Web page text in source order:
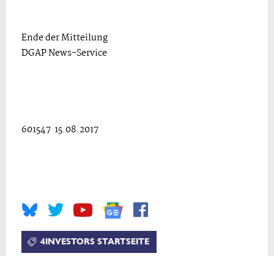
Ende der Mitteilung
DGAP News-Service
601547 15.08.2017
4INVESTORS STARTSEITE